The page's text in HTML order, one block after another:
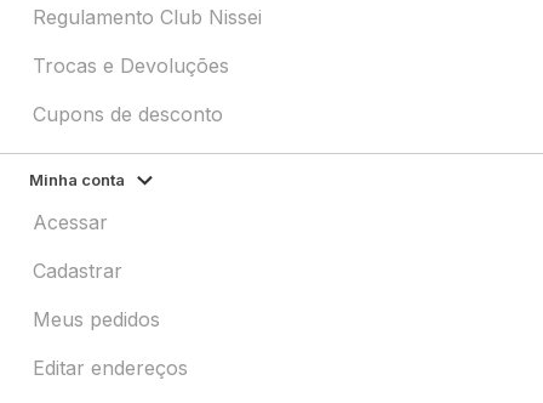
Regulamento Club Nissei
Trocas e Devoluções
Cupons de desconto
Minha conta
Acessar
Cadastrar
Meus pedidos
Editar endereços